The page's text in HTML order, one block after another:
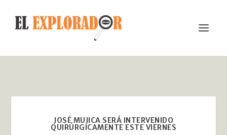
JOSÉ MUJICA SERÁ INTERVENIDO
QUIRÚRGICAMENTE ESTE VIERNES